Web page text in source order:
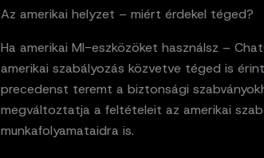
Az amerikai helyzet – miért érdekel téged?
Ha amerikai MI-eszközöket használsz –
amerikai szabályozás közvetve téged is
precedenst teremt a biztonsági
megváltoztatja a feltételeit az amerikai
munkafolyamataidra is.